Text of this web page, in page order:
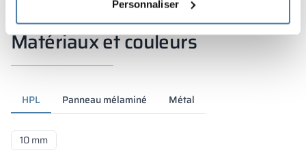
Personnaliser
Matériaux et couleurs
HPL Panneau mélaminé Métal
10 mm